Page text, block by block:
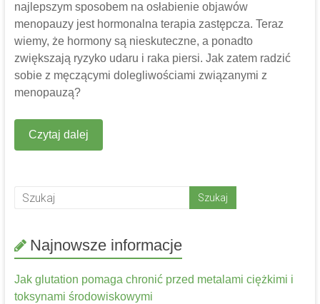
najlepszym sposobem na osłabienie objawów
menopauzy jest hormonalna terapia zastępcza. Teraz
wiemy, że hormony są nieskuteczne, a ponadto
zwiększają ryzyko udaru i raka piersi. Jak zatem radzić
sobie z męczącymi dolegliwościami związanymi z
menopauzą?
Czytaj dalej
Najnowsze informacje
Jak glutation pomaga chronić przed metalami ciężkimi i
toksynami środowiskowymi